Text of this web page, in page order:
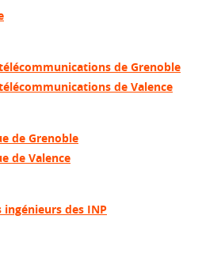
de Grenoble
de Valence
de Grenoble
de Valence
ingénieurs des INP